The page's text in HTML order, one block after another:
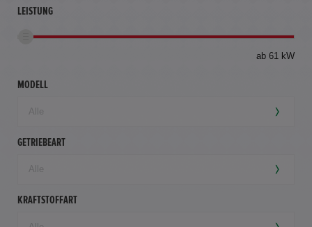
LEISTUNG
ab 61 kW
MODELL
GETRIEBEART
KRAFTSTOFFART